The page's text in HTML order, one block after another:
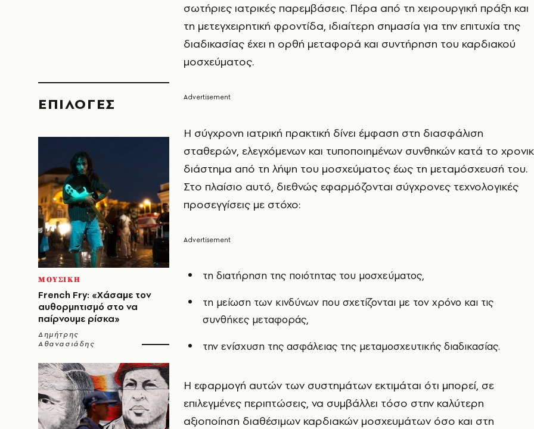
EΠΙΛΟΓΈΣ
ΜΟΥΣΙΚΗ
French Fry: «Χάσαμε τον
αυθορμητισμό στο να
παίρνουμε ρίσκα»
Δημήτρης
Αθανασιάδης
σωτήριες ιατρικές παρεμβάσεις. Πέρα από τη χειρουργική πράξη και
τη μετεγχειρητική φροντίδα, ιδιαίτερη σημασία για την επιτυχία της
διαδικασίας έχει η ορθή μεταφορά και συντήρηση του καρδιακού
μοσχεύματος.
Η σύγχρονη ιατρική πρακτική δίνει έμφαση στη διασφάλιση
σταθερών, ελεγχόμενων και τυποποιημένων συνθηκών κατά το
διάστημα από τη λήψη του μοσχεύματος έως τη μεταμόσχευσή του.
Στο πλαίσιο αυτό, διεθνώς εφαρμόζονται σύγχρονες τεχνολογικές
προσεγγίσεις με στόχο:
τη διατήρηση της ποιότητας του μοσχεύματος,
τη μείωση των κινδύνων που σχετίζονται με τον χρόνο και τις
συνθήκες μεταφοράς,
την ενίσχυση της ασφάλειας της μεταμοσχευτικής διαδικασίας.
Η εφαρμογή αυτών των συστημάτων εκτιμάται ότι μπορεί, σε
επιλεγμένες περιπτώσεις, να συμβάλλει τόσο στην καλύτερη
αξιοποίηση διαθέσιμων καρδιακών μοσχευμάτων όσο και στη